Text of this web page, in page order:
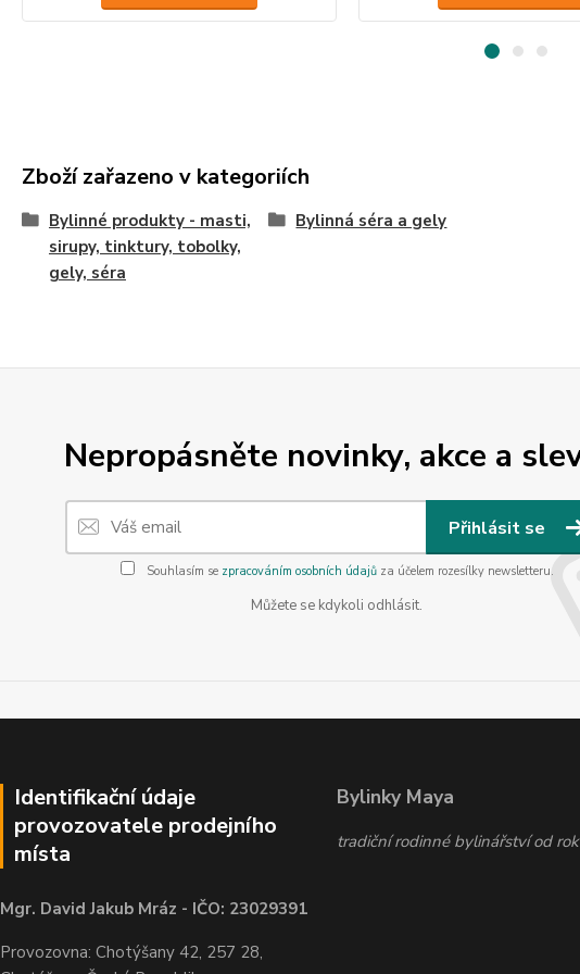
Zboží zařazeno v kategoriích
Bylinné produkty - masti,
sirupy, tinktury, tobolky,
gely, séra
Bylinná séra a gely
Nepropásněte novinky, akce a
Přihlásit se
Souhlasím se zpracováním osobních údajůza účelem rozesílky newsletteru.
Můžete se kdykoli odhlásit.
Identifikační údaje
provozovatele prodejního
místa
Mgr. David Jakub Mráz - IČO: 23029391
Provozovna: Chotýšany 42, 257 28,
Bylinky Maya
tradiční rodinné bylinářství od